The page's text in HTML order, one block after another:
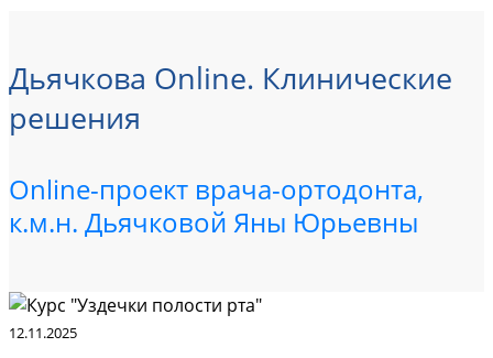
Дьячкова Online. Клинические
решения
Online-проект врача-ортодонта,
к.м.н. Дьячковой Яны Юрьевны
12.11.2025